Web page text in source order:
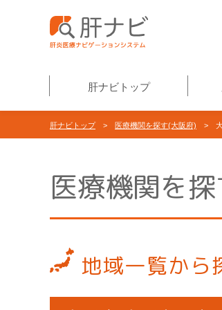
肝ナビトップ
肝ナビトップ> 医療機関を探す(大阪府) > 大
医療機関を
地域一覧から